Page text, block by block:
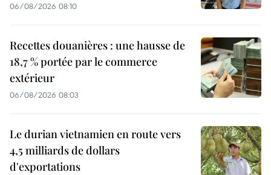
06/08/2026 08:10
Recettes douanières : une hausse de
18,7 % portée par le commerce
extérieur
06/08/2026 08:03
Le durian vietnamien en route vers
4,5 milliards de dollars
d'exportations